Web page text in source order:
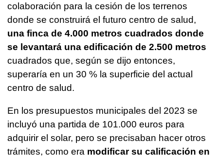
colaboración para la cesión de los terrenos
donde se construirá el futuro centro de salud,
una finca de 4.000 metros cuadrados donde
se levantará una edificación de 2.500 metros
cuadrados que, según se dijo entonces,
superaría en un 30 % la superficie del actual
centro de salud.
En los presupuestos municipales del 2023 se
incluyó una partida de 101.000 euros para
adquirir el solar, pero se precisaban hacer otros
trámites, como era modificar su calificación en